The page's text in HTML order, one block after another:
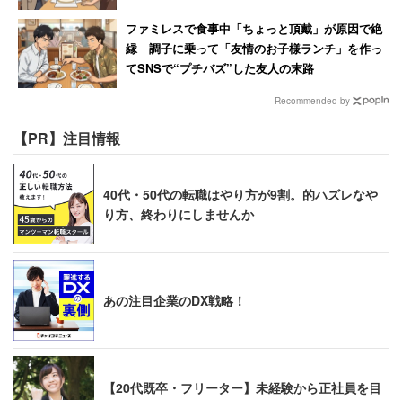
ファミレスで食事中「ちょっと頂戴」が原因で絶
縁 調子に乗って「友情のお子様ランチ」を作っ
てSNSで“プチバズ”した友人の末路
Recommended by
【PR】注目情報
40代・50代の転職はやり方が9割。的ハズレなや
り方、終わりにしませんか
あの注目企業のDX戦略！
【20代既卒・フリーター】未経験から正社員を目